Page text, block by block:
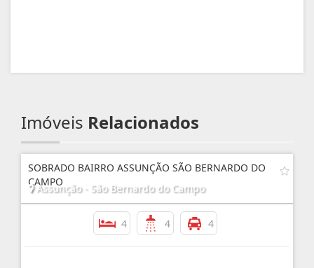
Imóveis Relacionados
SOBRADO BAIRRO ASSUNÇÃO SÃO BERNARDO DO
CAMPO
Assunção - São Bernardo do Campo
4 4 4